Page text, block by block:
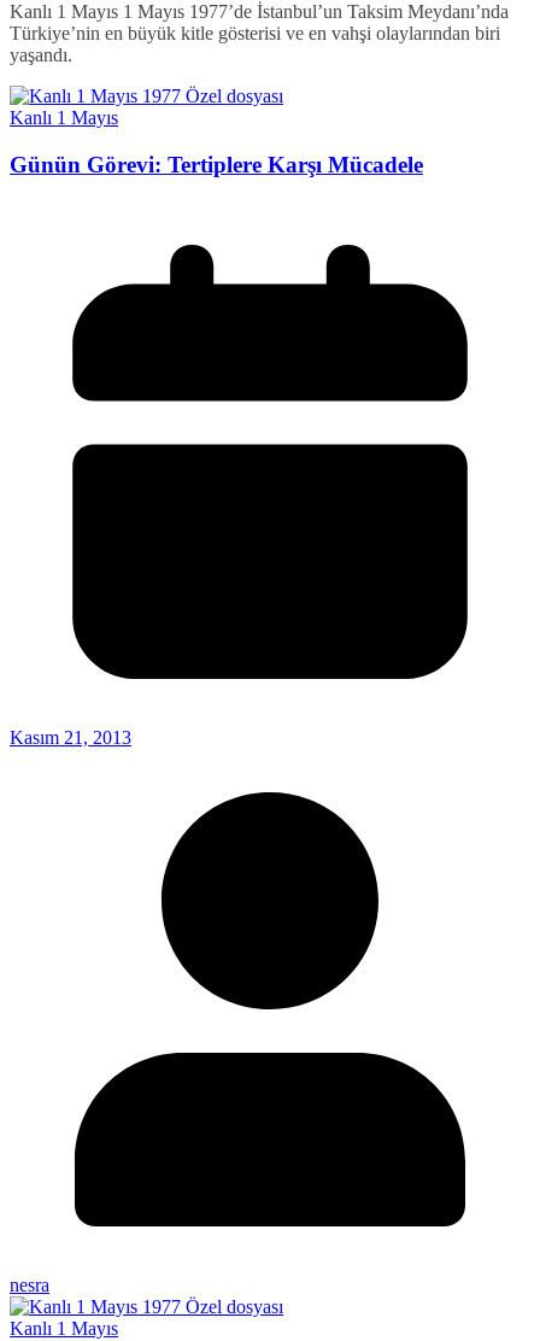
Kanlı 1 Mayıs 1 Mayıs 1977’de İstanbul’un Taksim Meydanı’nda
Türkiye’nin en büyük kitle gösterisi ve en vahşi olaylarından biri
yaşandı.
Kanlı 1 Mayıs
Günün Görevi: Tertiplere Karşı Mücadele
Kasım 21, 2013
nesra
Kanlı 1 Mayıs